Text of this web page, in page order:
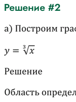
Решение #2